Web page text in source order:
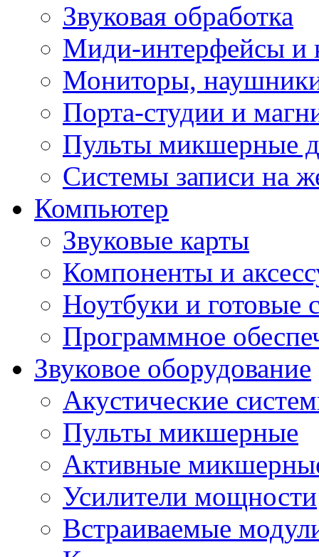
Звуковая обработка
Миди-интерфейсы и
Мониторы,
Порта-студии и
Пульты микшерные
Системы записи на
Компьютер
Звуковые карты
Компоненты и
Ноутбуки и готовые
Программное
Звуковое оборудование
Акустические
Пульты микшерные
Активные
Усилители мощности
Встраиваемые